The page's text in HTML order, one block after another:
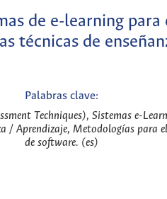
de e-learning
técnicas de
Palabras clave:
Techniques), Sistemas e-
/ Aprendizaje, Metodologías para
de software. (es)